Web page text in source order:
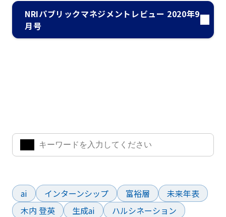
NRIパブリックマネジメントレビュー 2020年9
月号
ai
インターンシップ 富裕層
未来年表
木内 登英
生成ai
ハルシネーション